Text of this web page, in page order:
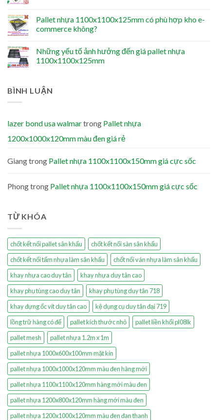
Pallet nhựa 1100x1100x125mm có phù hợp kho e-
commerce không?
Những yếu tố ảnh hưởng đến giá pallet nhựa
1100x1100x125mm
BÌNH LUẬN
lazer bond usa walmartrong Pallet nhựa
1200x1000x120mm màu đen giá rẻ
Giangtrong Pallet nhựa 1100x1100x150mm giá cực sốc
Phongtrong Pallet nhựa 1100x1100x150mm giá cực sốc
TỪ KHÓA
chốt kết nối pallet sân khấu
chốt kết nối sàn sân khấu
chốt kết nối tấm nhựa làm sân khấu
chốt nối ván nhựa làm sân khấu
khay nhựa cao duy tân
khay nhựa duy tân cao
khay phụ tùng cao duy tân
khay phụ tùng duy tân 718
khay đựng ốc vít duy tân cao
kệ dụng cụ duy tân đại 719
lồng trữ hàng có đế
pallet kích thước nhỏ
pallet liền khối pl08lk
pallet mesh
pallet nhựa 1.2m x 1m
pallet nhựa 1000x600x100mm mặt kín
pallet nhựa 1000x1000x120mm màu đen hàng mới
pallet nhựa 1100x1100x120mm hàng mới màu đen
pallet nhựa 1200x800x120mm hàng mới màu đen
pallet nhựa 1200x1000x120mm màu đen đan thanh